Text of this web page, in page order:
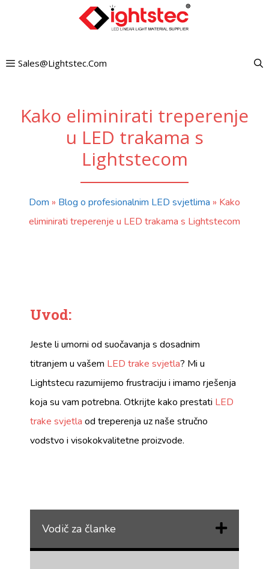
Sales@lightstec.com
Kako eliminirati treperenje
u LED trakama s
Lightstecom
Dom » Blog o profesionalnim LED svjetlima » Kako
eliminirati treperenje u LED trakama s Lightstecom
Uvod:
Jeste li umorni od suočavanja s dosadnim
titranjem u vašem LED trake svjetla? Mi u
Lightstecu razumijemo frustraciju i imamo rješenja
koja su vam potrebna. Otkrijte kako prestati LED
trake svjetla od treperenja uz naše stručno
vodstvo i visokokvalitetne proizvode.
Vodič za članke